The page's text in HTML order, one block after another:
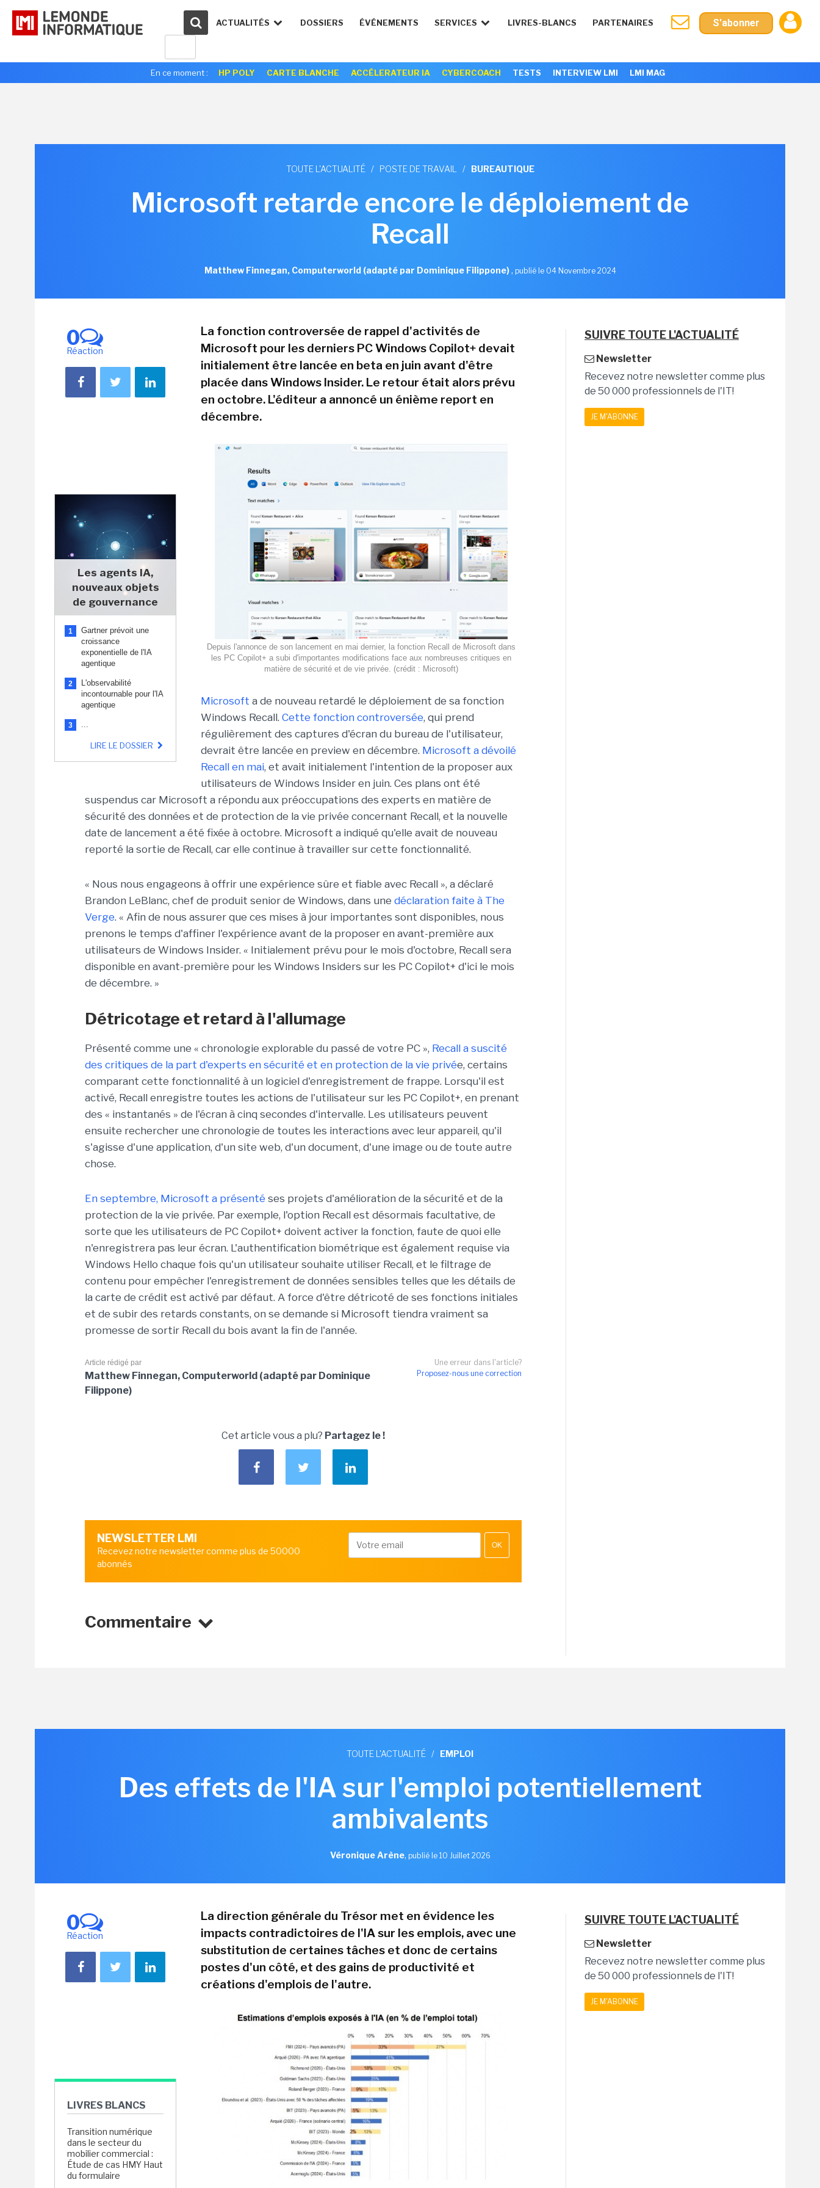
ACTUALITÉS DOSSIERS ÉVÉNEMENTS SERVICES LIVRES-BLANCS PARTENAIRES S'abonner
En ce moment : HP POLY CARTE BLANCHE ACCÉLERATEUR IA CYBERCOACH TESTS INTERVIEW LMI LMI MAG
TOUTE L'ACTUALITÉ / POSTE DE TRAVAIL / BUREAUTIQUE
Microsoft retarde encore le déploiement de
Recall
Matthew Finnegan, Computerworld (adapté par Dominique Filippone), publié le 04 Novembre 2024
0
Réaction
Les agents IA,
nouveaux objets
de gouvernance
1
Gartner prévoit une
croissance
exponentielle de l'IA
agentique
2
L'observabilité
incontournable pour l'IA
agentique
3 ...
LIRE LE DOSSIER
La fonction controversée de rappel d'activités de
Microsoft pour les derniers PC Windows Copilot+ devait
initialement être lancée en beta en juin avant d'être
placée dans Windows Insider. Le retour était alors prévu
en octobre. L'éditeur a annoncé un énième report en
décembre.
Depuis l'annonce de son lancement en mai dernier, la fonction Recall de Microsoft dans
les PC Copilot+ a subi d'importantes modifications face aux nombreuses critiques en
matière de sécurité et de vie privée. (crédit : Microsoft)
Microsoft a de nouveau retardé le déploiement de sa fonction
Windows Recall. Cette fonction controversée, qui prend
régulièrement des captures d'écran du bureau de l'utilisateur,
devrait être lancée en preview en décembre. Microsoft a dévoilé
Recall en mai, et avait initialement l'intention de la proposer aux
utilisateurs de Windows Insider en juin. Ces plans ont été
suspendus car Microsoft a répondu aux préoccupations des experts en matière de
sécurité des données et de protection de la vie privée concernant Recall, et la nouvelle
date de lancement a été fixée à octobre. Microsoft a indiqué qu'elle avait de nouveau
reporté la sortie de Recall, car elle continue à travailler sur cette fonctionnalité.
« Nous nous engageons à offrir une expérience sûre et fiable avec Recall », a déclaré
Brandon LeBlanc, chef de produit senior de Windows, dans une déclaration faite à The
Verge. « Afin de nous assurer que ces mises à jour importantes sont disponibles, nous
prenons le temps d'affiner l'expérience avant de la proposer en avant-première aux
utilisateurs de Windows Insider. « Initialement prévu pour le mois d'octobre, Recall sera
disponible en avant-première pour les Windows Insiders sur les PC Copilot+ d'ici le mois
de décembre. »
Détricotage et retard à l'allumage
Présenté comme une « chronologie explorable du passé de votre PC », Recall a suscité
des critiques de la part d'experts en sécurité et en protection de la vie privée, certains
comparant cette fonctionnalité à un logiciel d'enregistrement de frappe. Lorsqu'il est
activé, Recall enregistre toutes les actions de l'utilisateur sur les PC Copilot+, en prenant
des « instantanés » de l'écran à cinq secondes d'intervalle. Les utilisateurs peuvent
ensuite rechercher une chronologie de toutes les interactions avec leur appareil, qu'il
s'agisse d'une application, d'un site web, d'un document, d'une image ou de toute autre
chose.
En septembre, Microsoft a présenté ses projets d'amélioration de la sécurité et de la
protection de la vie privée. Par exemple, l'option Recall est désormais facultative, de
sorte que les utilisateurs de PC Copilot+ doivent activer la fonction, faute de quoi elle
n'enregistrera pas leur écran. L'authentification biométrique est également requise via
Windows Hello chaque fois qu'un utilisateur souhaite utiliser Recall, et le filtrage de
contenu pour empêcher l'enregistrement de données sensibles telles que les détails de
la carte de crédit est activé par défaut. A force d'être détricoté de ses fonctions initiales
et de subir des retards constants, on se demande si Microsoft tiendra vraiment sa
promesse de sortir Recall du bois avant la fin de l'année.
Une erreur dans l'article?
Proposez-nous une correction
Article rédigé par
Matthew Finnegan, Computerworld (adapté par Dominique
Filippone)
Cet article vous a plu? Partagez le !
NEWSLETTER LMI
Recevez notre newsletter comme plus de 50000
abonnés
OK
Commentaire
SUIVRE TOUTE L'ACTUALITÉ
Newsletter
Recevez notre newsletter comme plus
de 50 000 professionnels de l'IT!
JE M'ABONNE
TOUTE L'ACTUALITÉ / EMPLOI
Des effets de l'IA sur l'emploi potentiellement
ambivalents
Véronique Arène, publié le 10 Juillet 2026
0
Réaction
LIVRES BLANCS
Transition numérique
dans le secteur du
mobilier commercial :
Étude de cas HMY Haut
du formulaire
La direction générale du Trésor met en évidence les
impacts contradictoires de l'IA sur les emplois, avec une
substitution de certaines tâches et donc de certains
postes d'un côté, et des gains de productivité et
créations d'emplois de l'autre.
SUIVRE TOUTE L'ACTUALITÉ
Newsletter
Recevez notre newsletter comme plus
de 50 000 professionnels de l'IT!
JE M'ABONNE